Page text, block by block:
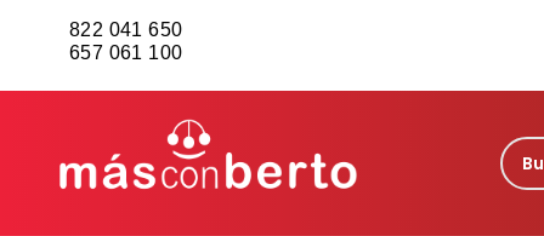
822 041 650
657 061 100